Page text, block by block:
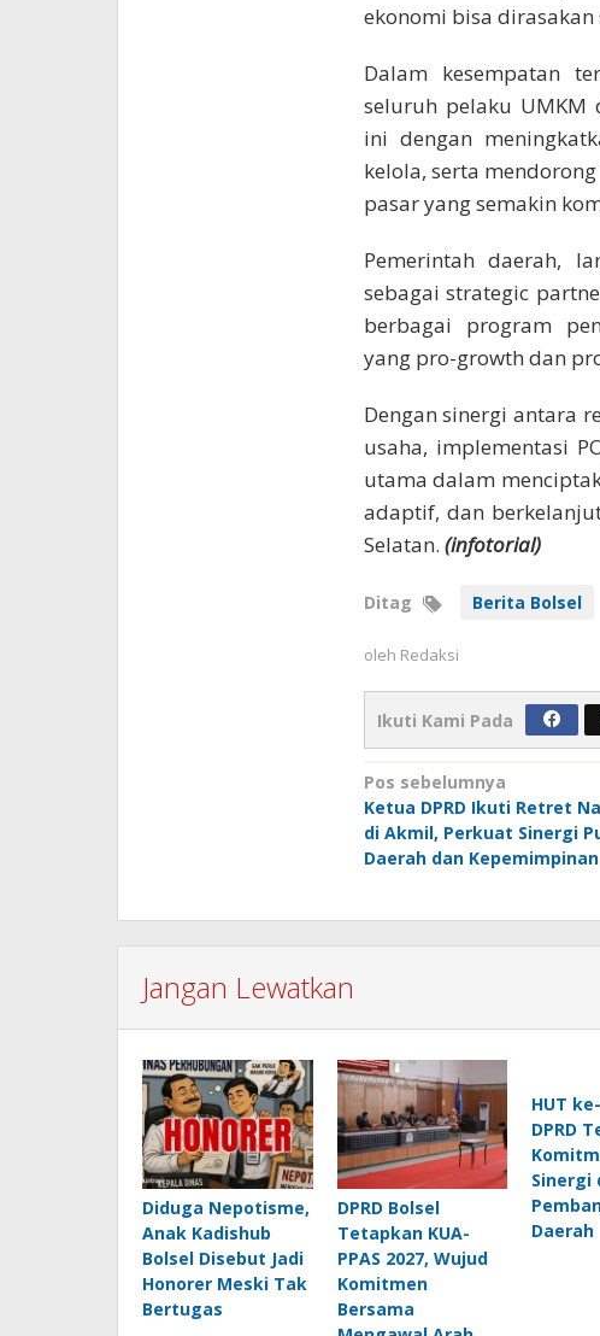
ekonomi bisa dirasakan
Dalam kesempatan
seluruh pelaku UMKM
ini dengan
kelola, serta
pasar yang semakin
Pemerintah daerah,
sebagai strategic
berbagai program
yang pro-growth dan
Dengan sinergi antara
usaha, implementasi
utama dalam
adaptif, dan
Selatan. (infotorial)
Ditag Berita Bolsel
oleh Redaksi
Ikuti Kami Pada
Navigasi
pos
Pos sebelumnya
Ketua DPRD Ikuti Retret
di Akmil, Perkuat Sinergi
Daerah dan Kepemimpinan
Jangan Lewatkan
Diduga Nepotisme,
Anak Kadishub
Bolsel Disebut Jadi
Honorer Meski Tak
Bertugas
DPRD Bolsel
Tetapkan KUA-
PPAS 2027, Wujud
Komitmen
Bersama
HUT
DPRD
Sinergi
Daerah